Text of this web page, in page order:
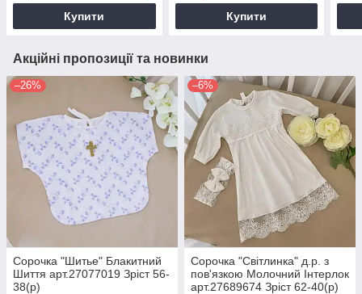
Купити Купити
Акційні пропозиції та новинки
–26%
Сорочка "Шитье" Блакитний
Шиття арт.27077019 Зріст 56-
38(р)
–6%
Сорочка "Світлинка" д.р. з
пов'язкою Молочний Інтерлок
арт.27689674 Зріст 62-40(р)